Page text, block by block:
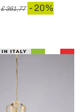
£ 361,77 - 20%